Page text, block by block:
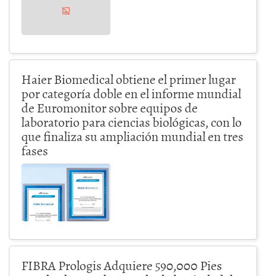
Haier Biomedical obtiene el primer lugar
por categoría doble en el informe mundial
de Euromonitor sobre equipos de
laboratorio para ciencias biológicas, con lo
que finaliza su ampliación mundial en tres
fases
FIBRA Prologis Adquiere 590,000 Pies